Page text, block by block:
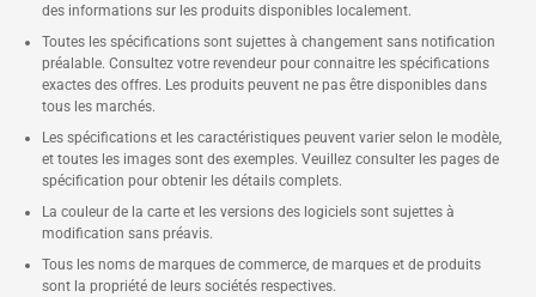
des informations sur les produits disponibles localement.
Toutes les spécifications sont sujettes à changement sans notification
préalable. Consultez votre revendeur pour connaitre les spécifications
exactes des offres. Les produits peuvent ne pas être disponibles dans
tous les marchés.
Les spécifications et les caractéristiques peuvent varier selon le modèle,
et toutes les images sont des exemples. Veuillez consulter les pages de
spécification pour obtenir les détails complets.
La couleur de la carte et les versions des logiciels sont sujettes à
modification sans préavis.
Tous les noms de marques de commerce, de marques et de produits
sont la propriété de leurs sociétés respectives.